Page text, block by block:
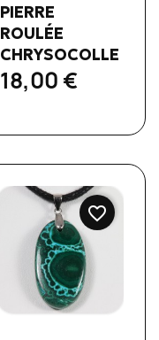
PIERRE
ROULÉE
CHRYSOCOLLE
18,00 €
favorite_border